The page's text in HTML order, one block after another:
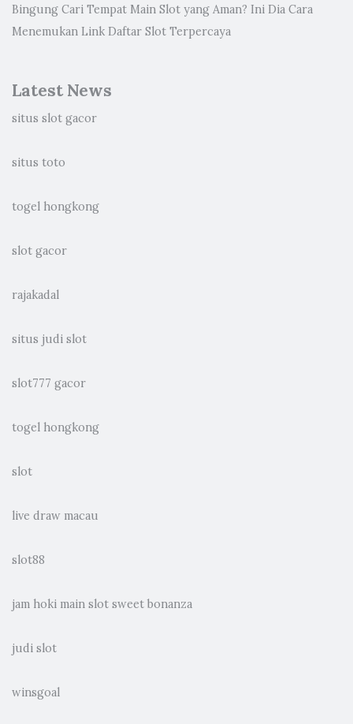
Bingung Cari Tempat Main Slot yang Aman? Ini Dia Cara
Menemukan Link Daftar Slot Terpercaya
Latest News
situs slot gacor
situs toto
togel hongkong
slot gacor
rajakadal
situs judi slot
slot777 gacor
togel hongkong
slot
live draw macau
slot88
jam hoki main slot sweet bonanza
judi slot
winsgoal